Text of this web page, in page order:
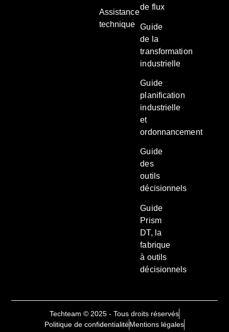
Assistance
technique
de flux
Guide
de la
transformation
industrielle
Guide
planification
industrielle
et
ordonnancement
Guide
des
outils
décisionnels
Guide
Prism
DT, la
fabrique
à outils
décisionnels
Techteam © 2025 - Tous droits réservés
Politique de confidentialitéMentions légales